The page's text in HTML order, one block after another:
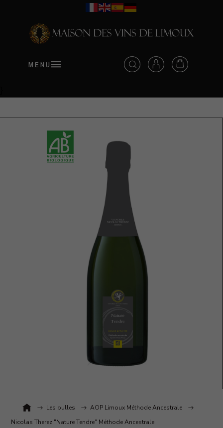
MENU
Accueil Les bulles
AOP Limoux Méthode Ancestrale
Nicolas Therez "Nature Tendre" Méthode Ancestrale